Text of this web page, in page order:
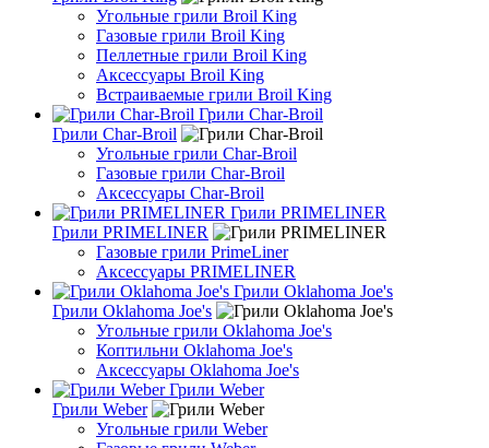
Угольные грили Broil King
Газовые грили Broil King
Пеллетные грили Broil King
Аксессуары Broil King
Встраиваемые грили Broil King
Грили Char-Broil
Грили Char-Broil
Угольные грили Char-Broil
Газовые грили Char-Broil
Аксессуары Char-Broil
Грили PRIMELINER
Грили PRIMELINER
Газовые грили PrimeLiner
Аксессуары PRIMELINER
Грили Oklahoma Joe's
Грили Oklahoma Joe's
Угольные грили Oklahoma Joe's
Коптильни Oklahoma Joe's
Аксессуары Oklahoma Joe's
Грили Weber
Грили Weber
Угольные грили Weber